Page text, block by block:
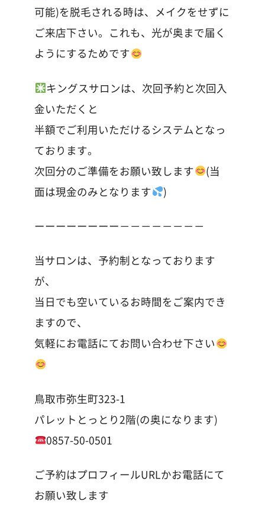
可能)を脱毛される時は、メイクをせずに
ご来店下さい。これも、光が奥まで届く
ようにするためです
キングスサロンは、次回予約と次回入
金いただくと
半額でご利用いただけるシステムとなっ
ております。
次回分のご準備をお願い致します
(当
面は現金のみとなります
)
ーーーーーーーー－－－－－－－－
当サロンは、予約制となっております
が、
当日でも空いているお時間をご案内でき
ますので、
気軽にお電話にてお問い合わせ下さい
鳥取市弥生町323-1
パレットとっとり2階(の奥になります)
0857-50-0501
ご予約はプロフィールURLかお電話にて
お願い致します